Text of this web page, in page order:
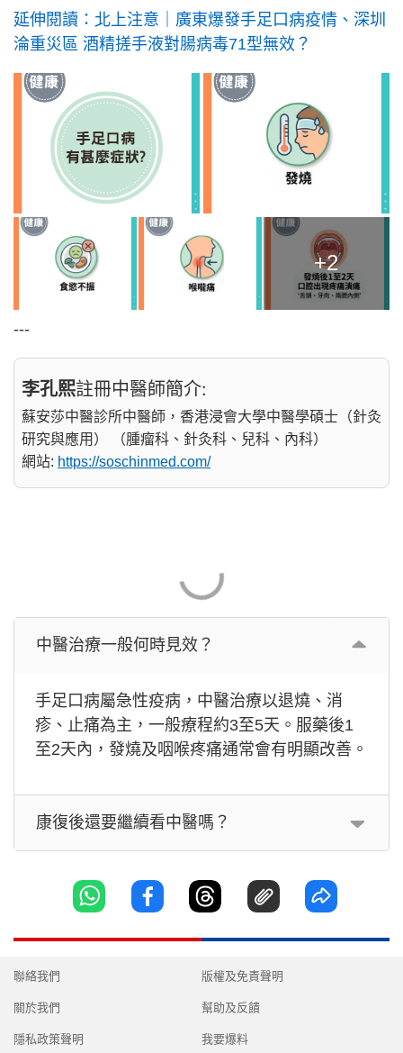
延伸閱讀：北上注意｜廣東爆發手足口病疫情、深圳
淪重災區 酒精搓手液對腸病毒71型無效？
+2
---
李孔熙註冊中醫師簡介:
蘇安莎中醫診所中醫師，香港浸會大學中醫學碩士（針灸
研究與應用） （腫瘤科、針灸科、兒科、內科）
網站: https://soschinmed.com/
中醫治療一般何時見效？
手足口病屬急性疫病，中醫治療以退燒、消
疹、止痛為主，一般療程約3至5天。服藥後1
至2天內，發燒及咽喉疼痛通常會有明顯改善。
康復後還要繼續看中醫嗎？
聯絡我們
關於我們
隱私政策聲明
版權及免責聲明
幫助及反饋
我要爆料